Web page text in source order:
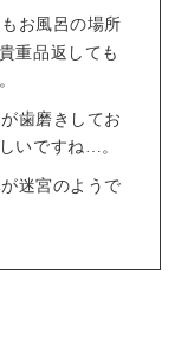
お風呂の場所
重品返しても
歯磨きしてお
いですね…。
迷宮のようで